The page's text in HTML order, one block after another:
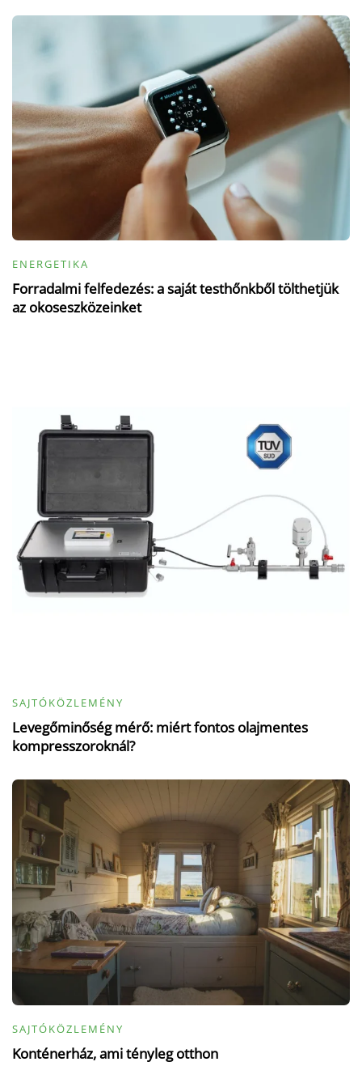
ENERGETIKA
Forradalmi felfedezés: a saját testhőnkből tölthetjük
az okoseszközeinket
SAJTÓKÖZLEMÉNY
Levegőminőség mérő: miért fontos olajmentes
kompresszoroknál?
SAJTÓKÖZLEMÉNY
Konténerház, ami tényleg otthon